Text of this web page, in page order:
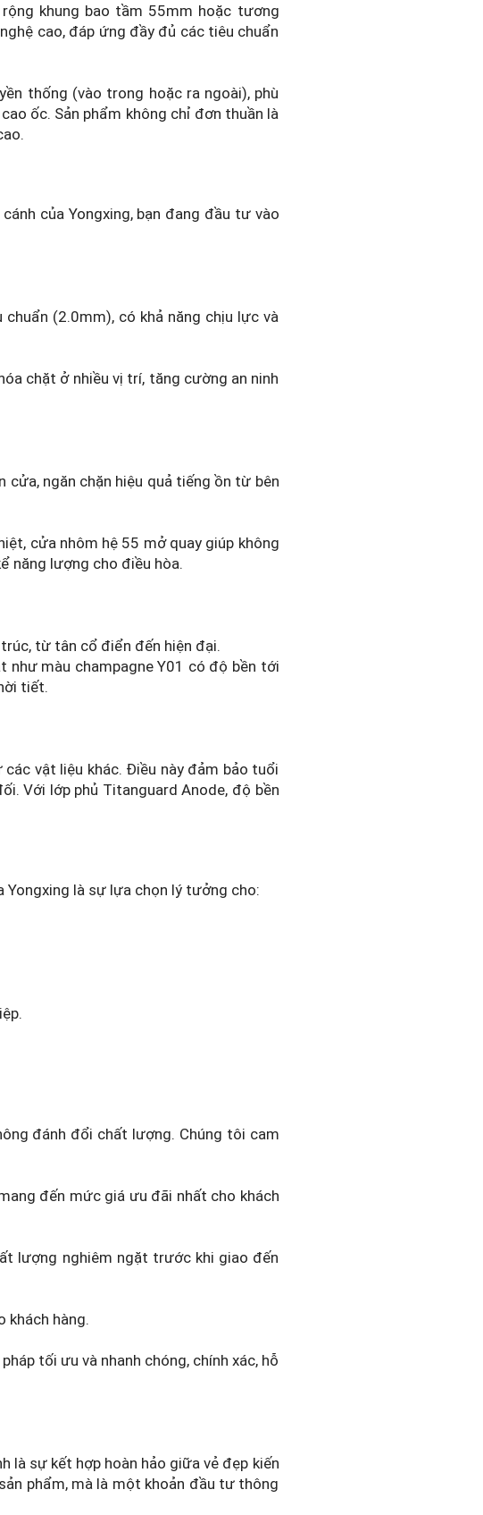
khung bao tầm 55mm hoặc tương
cao, đáp ứng đầy đủ các tiêu chuẩn
thống (vào trong hoặc ra ngoài), phù
ốc. Sản phẩm không chỉ đơn thuần là
của Yongxing, bạn đang đầu tư vào
(2.0mm), có khả năng chịu lực và
chặt ở nhiều vị trí, tăng cường an ninh
cửa, ngăn chặn hiệu quả tiếng ồn từ bên
cửa nhôm hệ 55 mở quay giúp không
năng lượng cho điều hòa.
từ tân cổ điển đến hiện đại.
như màu champagne Y01 có độ bền tới
tiết.
vật liệu khác. Điều này đảm bảo tuổi
Với lớp phủ Titanguard Anode, độ bền
Yongxing là sự lựa chọn lý tưởng cho:
đánh đổi chất lượng. Chúng tôi cam
đến mức giá ưu đãi nhất cho khách
lượng nghiêm ngặt trước khi giao đến
khách hàng.
tối ưu và nhanh chóng, chính xác, hỗ
là sự kết hợp hoàn hảo giữa vẻ đẹp kiến
phẩm, mà là một khoản đầu tư thông